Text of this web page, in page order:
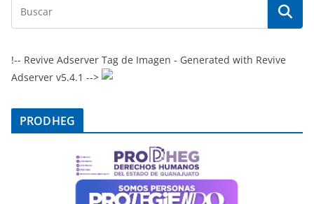
!-- Revive Adserver Tag de Imagen - Generated with Revive
Adserver v5.4.1 -->
PRODHEG